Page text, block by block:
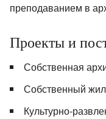
преподаванием в
Проекты и
Собственная
Собственный
Культурно-